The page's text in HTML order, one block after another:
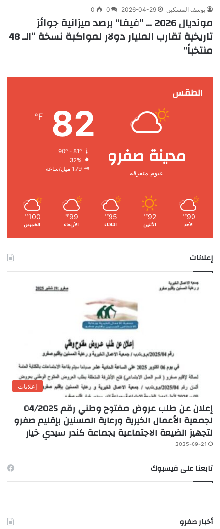
يوسف المسكين 2026-04-29
0
0
مونديال 2026 … “فيفا” يرصد ميزانية جوائز
تاريخية تقارب المليار دولار لمواكبة نسخة “الـ 48
منتخباً”
الطقس
مدينة صفرو
غيوم متفرقة
82
℉
32%
1.79 ميل/ساعة
90
℉
الأحد
92
℉
الأثنين
95
℉
الثلاثاء
99
℉
الأربعاء
100
℉
الخميس
إعلانات
إعلانات
إعلان عن طلب عروض مفتوح وطني رقم 04/2025
لجمعية الأعمال الخيرية ورعاية المسنين بإقليم صفرو
لتجهيز الضيعة الاجتماعية بجماعة كندر سيدي خيار
2025-09-21
تابعنا على فيسبوك
أخبار صفرو